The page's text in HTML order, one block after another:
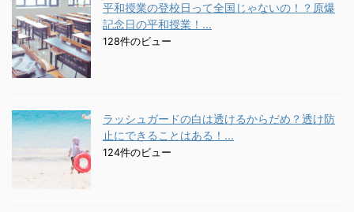
平和授業の登校日って全国じゃないの！？原爆
記念日の平和授業！...
128件のビュー
ラッシュガードの白は透けるからだめ？透け防
止にできることはある！...
124件のビュー